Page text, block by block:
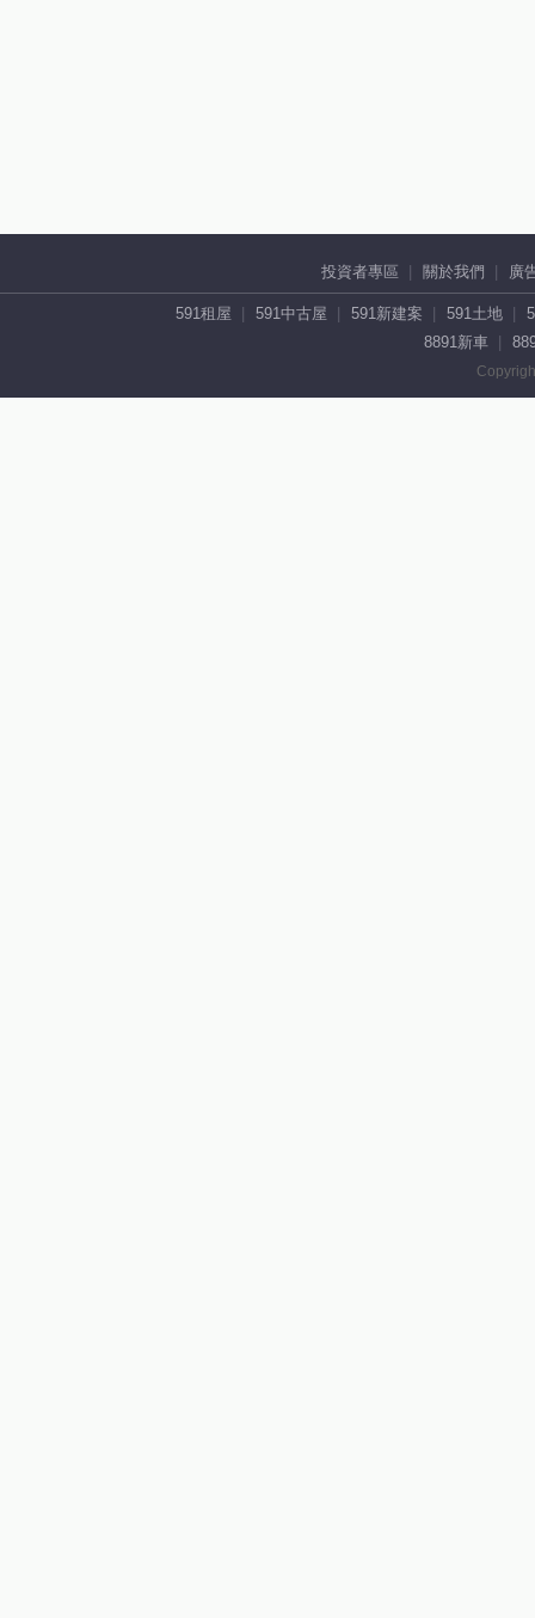
投資者專區 關於我們 廣
591租屋 591中古屋 591新建案 591土地
8891新車